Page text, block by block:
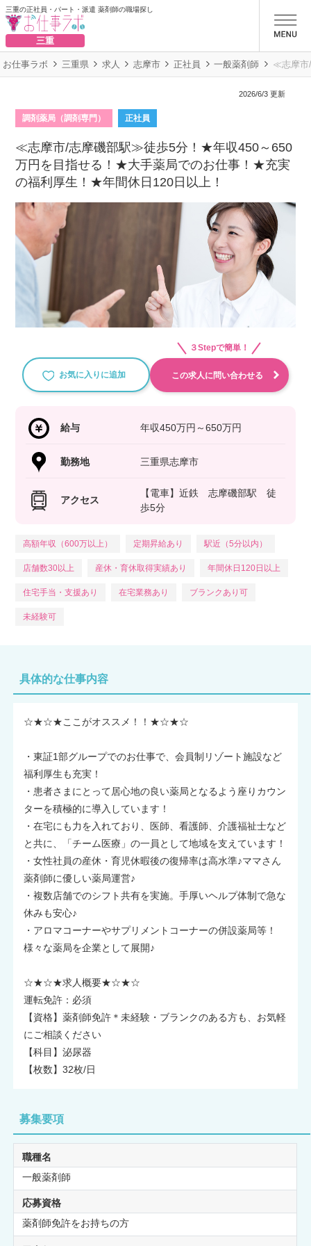
三重の正社員・パート・派遣 薬剤師の職場探し
三重
お仕事ラボ 三重県 求人 志摩市 正社員 一般薬剤師 ≪志摩市
2026/6/3 更新
調剤薬局（調剤専門） 正社員
≪志摩市/志摩磯部駅≫徒歩5分！★年収450～650
万円を目指せる！★大手薬局でのお仕事！★充実
の福利厚生！★年間休日120日以上！
お気に入りに追加
３Stepで簡単！
この求人に問い合わせる
給与 年収450万円～650万円
勤務地 三重県志摩市
アクセス
【電車】近鉄 志摩磯部駅 徒
歩5分
高額年収（600万以上） 定期昇給あり 駅近（5分以内）
店舗数30以上 産休・育休取得実績あり 年間休日120日以上
住宅手当・支援あり 在宅業務あり ブランクあり可
未経験可
具体的な仕事内容
☆★☆★ここがオススメ！！★☆★☆
・東証1部グループでのお仕事で、会員制リゾート施設など
福利厚生も充実！
・患者さまにとって居心地の良い薬局となるよう座りカウン
ターを積極的に導入しています！
・在宅にも力を入れており、医師、看護師、介護福祉士など
と共に、「チーム医療」の一員として地域を支えています！
・女性社員の産休・育児休暇後の復帰率は高水準♪ママさん
薬剤師に優しい薬局運営♪
・複数店舗でのシフト共有を実施。手厚いヘルプ体制で急な
休みも安心♪
・アロマコーナーやサプリメントコーナーの併設薬局等！
様々な薬局を企業として展開♪
☆★☆★求人概要★☆★☆
運転免許：必須
【資格】薬剤師免許＊未経験・ブランクのある方も、お気軽
にご相談ください
【科目】泌尿器
【枚数】32枚/日
募集要項
職種名
一般薬剤師
応募資格
薬剤師免許をお持ちの方